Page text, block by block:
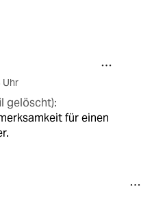
Uhr
gelöscht):
für einen